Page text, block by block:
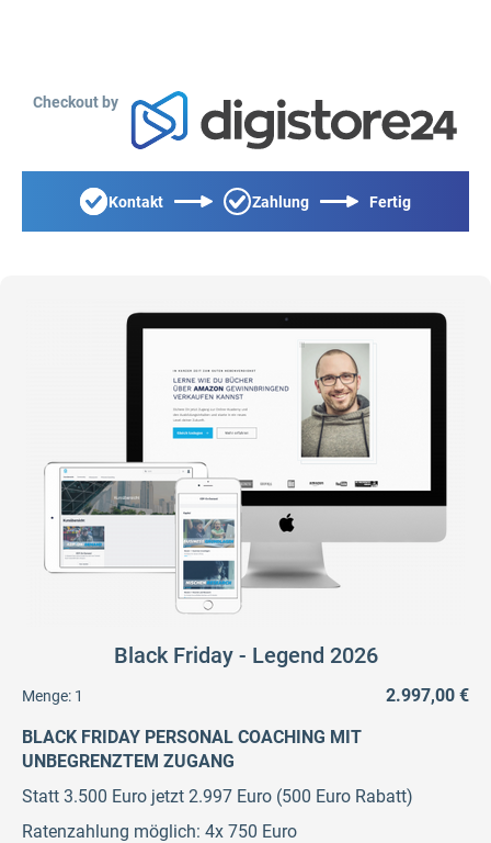
Checkout by
Kontakt Zahlung Fertig
Black Friday - Legend 2026
Menge: 1
2.997,00 €
BLACK FRIDAY PERSONAL COACHING MIT
UNBEGRENZTEM ZUGANG
Statt 3.500 Euro jetzt 2.997 Euro (500 Euro Rabatt)
Ratenzahlung möglich: 4x 750 Euro